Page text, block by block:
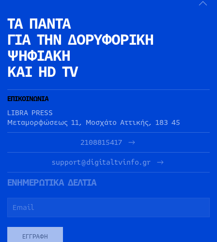
ΤΑ ΠΑΝΤΑ
ΓΙΑ ΤΗΝ ΔΟΡΥΦΟΡΙΚΗ
ΨΗΦΙΑΚΗ
ΚΑΙ HD TV
ΕΠΙΚΟΙΝΩΝΙΑ
LIBRA PRESS
Μεταμορφώσεως 11, Μοσχάτο Αττικής, 183 45
2108815417
support@digitaltvinfo.gr
ΕΝΗΜΕΡΩΤΙΚΑ ΔΕΛΤΙΑ
ΕΓΓΡΑΦΉ